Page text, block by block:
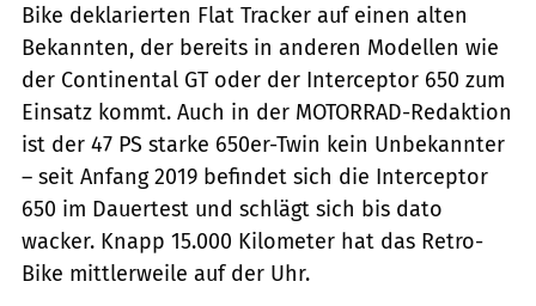
Bike deklarierten Flat Tracker auf einen alten
Bekannten, der bereits in anderen Modellen wie
der Continental GT oder der Interceptor 650 zum
Einsatz kommt. Auch in der MOTORRAD-Redaktion
ist der 47 PS starke 650er-Twin kein Unbekannter
– seit Anfang 2019 befindet sich die Interceptor
650 im Dauertest und schlägt sich bis dato
wacker. Knapp 15.000 Kilometer hat das Retro-
Bike mittlerweile auf der Uhr.